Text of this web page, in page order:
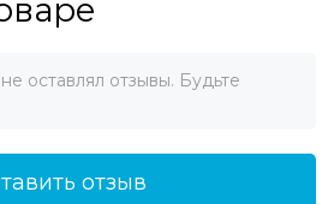
оставлял отзывы. Будьте
отзыв